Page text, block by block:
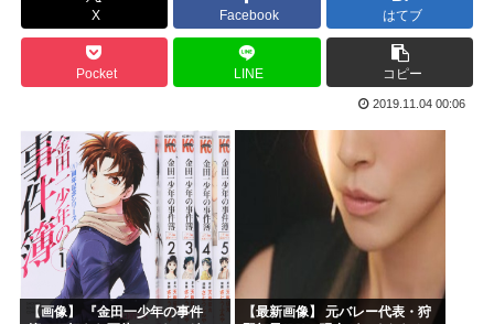
「味方のふりをしてたが、実は敵のスパイだったキャラ」 何...
みいちゃん作者、お気持ち表明ツイートから1週間沈黙www
高市総書記に逆らった財務官僚、左遷されるwww
ヒロアカ見たらまじで好きになったんやが
【画像】カノカリ女、とんでもないエ口グッズにされてしまい...
韓国人「日本には韓国みたいなドラッグストアがないので韓国...
宮崎駿「声優は娼婦のような声」←これ正論すぎるよな
なんかおもろい漫画ない?
バンダイナムコ決算、プリキュアが前年比大幅減少
X Facebook はてブ
Pocket LINE コピー
2019.11.04 00:06
【画像】 『金田一少年の事件
【最新画像】 元バレー代表・狩